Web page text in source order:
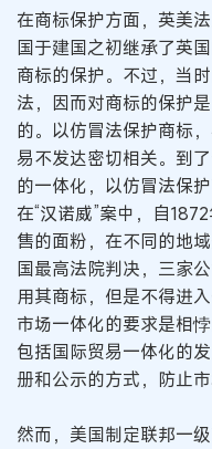
在商标保护方面，英美
国于建国之初继承了英
商标的保护。不过，当
法，因而对商标的保护
的。以仿冒法保护商标
易不发达密切相关。到
的一体化，以仿冒法保
在“汉诺威”案中，自
售的面粉，在不同的地
国最高法院判决，三家
用其商标，但是不得进
市场一体化的要求是相
包括国际贸易一体化的
册和公示的方式，防止
然而，美国制定联邦一